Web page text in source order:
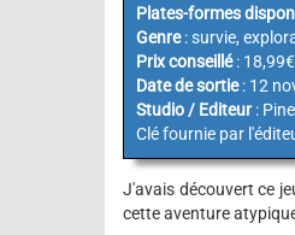
Plates-formes
Genre: survie,
Prix conseillé: 18,99€
Date de sortie: 12
Studio / Editeur :
Clé fournie par
J'avais découvert ce
cette aventure